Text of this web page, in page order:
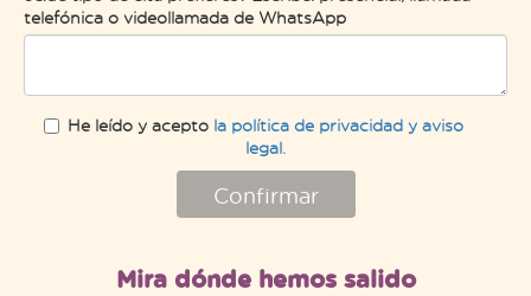
telefónica o videollamada de WhatsApp
He leído y acepto la política de privacidad y aviso
legal.
Confirmar
Mira dónde hemos salido